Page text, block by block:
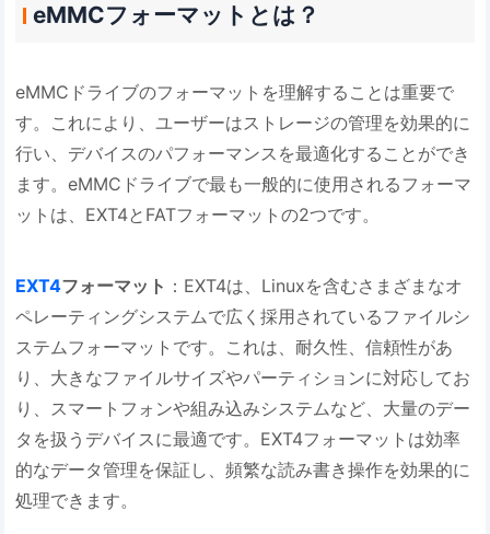
eMMCフォーマットとは？
eMMCドライブのフォーマットを理解することは重要で
す。これにより、ユーザーはストレージの管理を効果的に
行い、デバイスのパフォーマンスを最適化することができ
ます。eMMCドライブで最も一般的に使用されるフォーマ
ットは、EXT4とFATフォーマットの2つです。
EXT4フォーマット ：EXT4は、Linuxを含むさまざまなオ
ペレーティングシステムで広く採用されているファイルシ
ステムフォーマットです。これは、耐久性、信頼性があ
り、大きなファイルサイズやパーティションに対応してお
り、スマートフォンや組み込みシステムなど、大量のデー
タを扱うデバイスに最適です。EXT4フォーマットは効率
的なデータ管理を保証し、頻繁な読み書き操作を効果的に
処理できます。